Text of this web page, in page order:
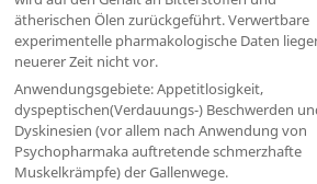
ätherischen Ölen zurückgeführt. Verwertbare
experimentelle pharmakologische Daten
neuerer Zeit nicht vor.
Anwendungsgebiete: Appetitlosigkeit,
dyspeptischen(Verdauungs-) Beschwerden
Dyskinesien (vor allem nach Anwendung von
Psychopharmaka auftretende schmerzhafte
Muskelkrämpfe) der Gallenwege.